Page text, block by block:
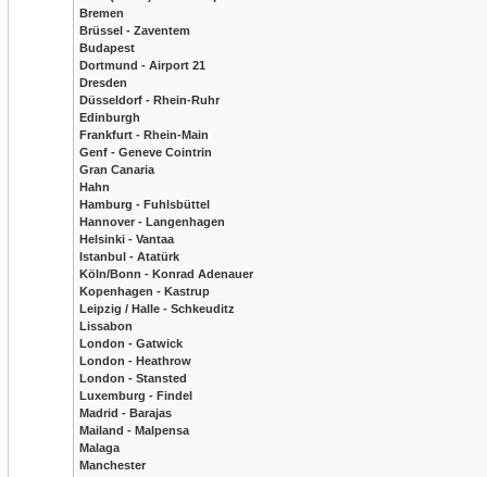
Bremen
Brüssel - Zaventem
Budapest
Dortmund - Airport 21
Dresden
Düsseldorf - Rhein-Ruhr
Edinburgh
Frankfurt - Rhein-Main
Genf - Geneve Cointrin
Gran Canaria
Hahn
Hamburg - Fuhlsbüttel
Hannover - Langenhagen
Helsinki - Vantaa
Istanbul - Atatürk
Köln/Bonn - Konrad Adenauer
Kopenhagen - Kastrup
Leipzig / Halle - Schkeuditz
Lissabon
London - Gatwick
London - Heathrow
London - Stansted
Luxemburg - Findel
Madrid - Barajas
Mailand - Malpensa
Malaga
Manchester